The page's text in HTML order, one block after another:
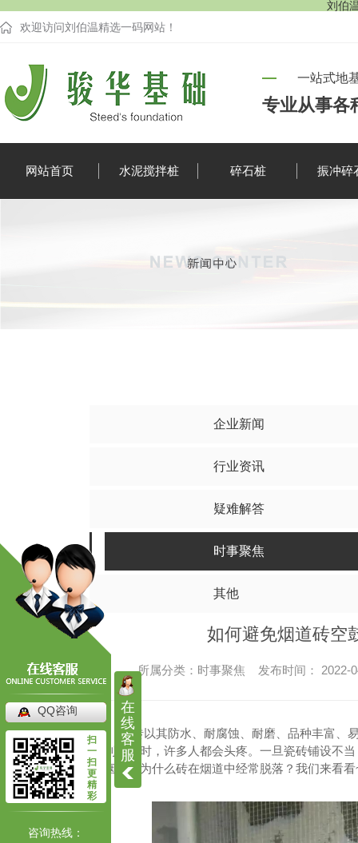
刘伯
欢迎访问刘伯温精选一码网站！
一站式地
专业从事各
网站首页 水泥搅拌桩 碎石桩 振冲碎
高压旋喷桩
四川高压旋喷桩施工
四川高压旋喷桩
企业新闻
企业新闻
行业资讯
疑难解答
时事聚焦
其他
如何避免烟道砖空
所属分类：时事聚焦 发布时间：
瓷砖以其防水、耐腐蚀、耐磨、品种丰富、
到瓷砖时，许多人都会头疼。一旦瓷砖铺设不
烟道。为什么砖在烟道中经常脱落？我们来看
在
线
客
服
QQ咨询
扫
一
扫
更
精
彩
咨询热线：